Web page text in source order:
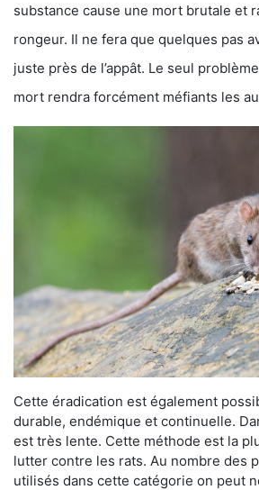
substance cause une mort brutale et
rongeur. Il ne fera que quelques pas
juste près de l’appât. Le seul
mort rendra forcément méfiants les
Cette éradication est également
durable, endémique et continuelle.
est très lente. Cette méthode est la
lutter contre les rats. Au nombre des
utilisés dans cette catégorie on peut